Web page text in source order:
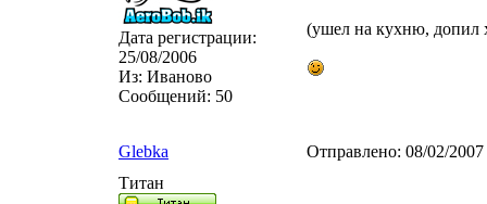
Дата регистрации:
25/08/2006
Из: Иваново
Сообщений: 50
(ушел на кухню, допил
Glebka Отправлено: 08/02/
Титан